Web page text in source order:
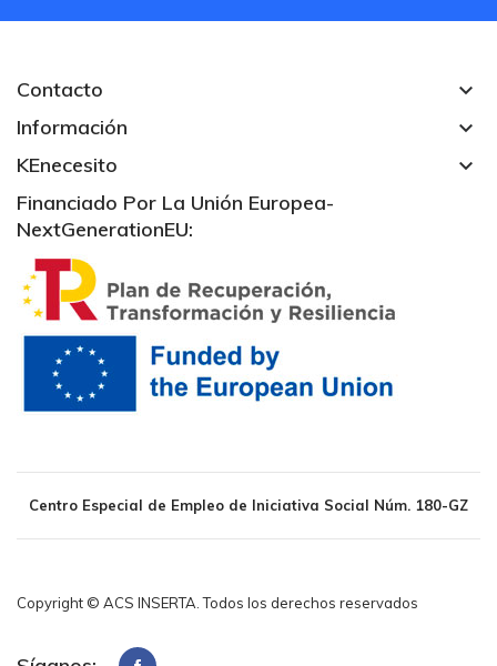
Contacto keyboard_arrow_down
Información keyboard_arrow_down
KEnecesito keyboard_arrow_down
Financiado Por La Unión Europea-
NextGenerationEU:
Centro Especial de Empleo de Iniciativa Social Núm. 180-GZ
Copyright © ACS INSERTA. Todos los derechos reservados